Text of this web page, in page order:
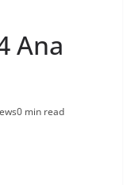
Ana
0 min read